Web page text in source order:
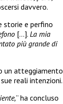
davvero.
storie e perfino
[…]. La mia
più grande di
un atteggiamento
reali intenzioni.
” ha concluso